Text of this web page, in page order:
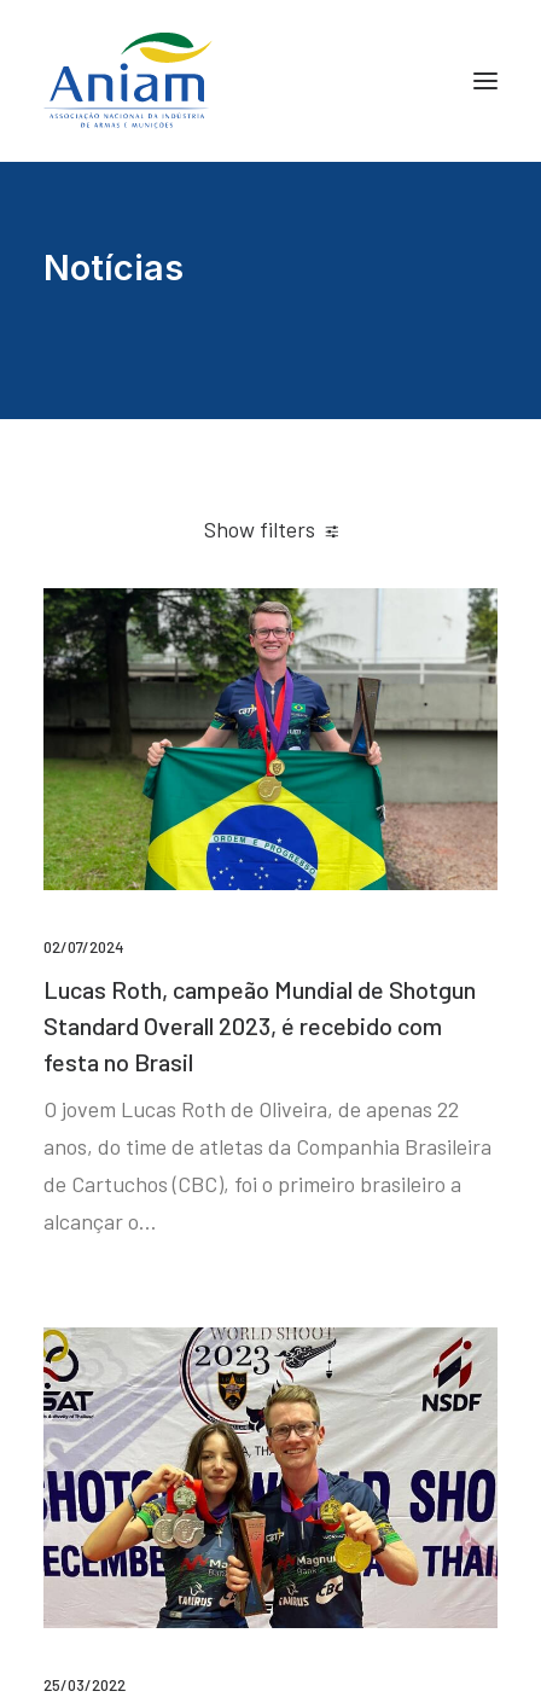
Notícias
Show filters
02/07/2024
Lucas Roth, campeão Mundial de Shotgun
Standard Overall 2023, é recebido com
festa no Brasil
O jovem Lucas Roth de Oliveira, de apenas 22
anos, do time de atletas da Companhia Brasileira
de Cartuchos (CBC), foi o primeiro brasileiro a
alcançar o…
25/03/2022